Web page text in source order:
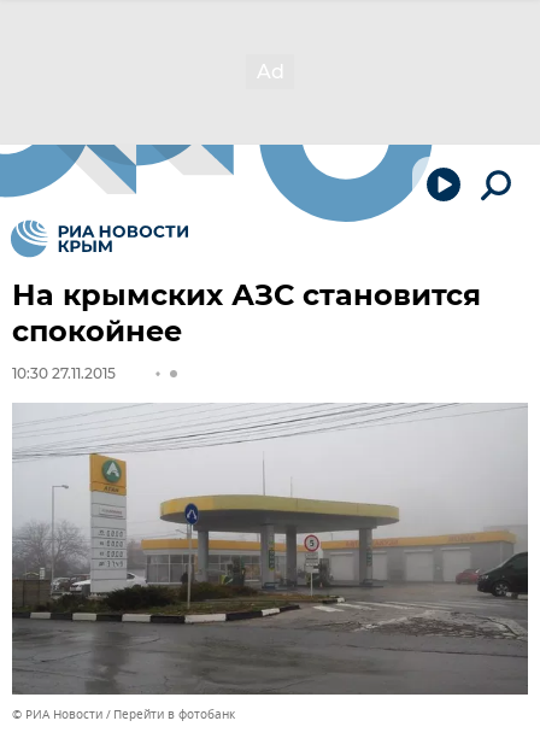
На крымских АЗС становится
спокойнее
10:30 27.11.2015
© РИА Новости Перейти в фотобанк